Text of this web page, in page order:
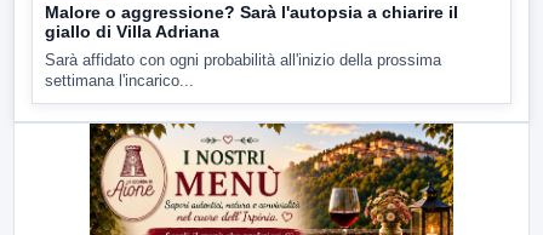
Malore o aggressione? Sarà l'autopsia a chiarire il
giallo di Villa Adriana
Sarà affidato con ogni probabilità all'inizio della prossima
settimana l'incarico...